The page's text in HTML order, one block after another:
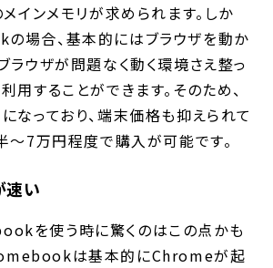
インメモリが求められます。しか
場合、基本的にはブラウザを動か
ラウザが問題なく動く環境さえ整っ
用することができます。そのため、
なっており、端末価格も抑えられて
〜7万円程度で購入が可能です。
い
を使う時に驚くのはこの点かも
は基本的にChromeが起